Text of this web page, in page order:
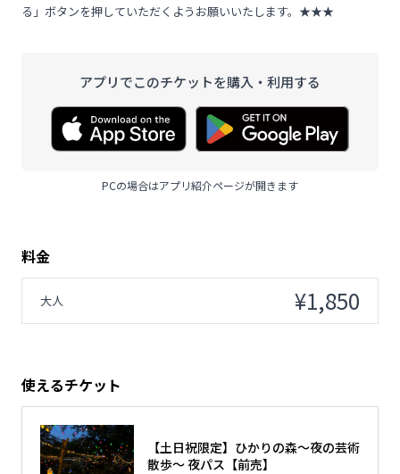
る」ボタンを押していただくようお願いいたします。★★★
アプリでこのチケットを購入・利用する
PCの場合はアプリ紹介ページが開きます
料金
大人 ¥1,850
使えるチケット
【土日祝限定】ひかりの森～夜の芸術
散歩～ 夜パス【前売】